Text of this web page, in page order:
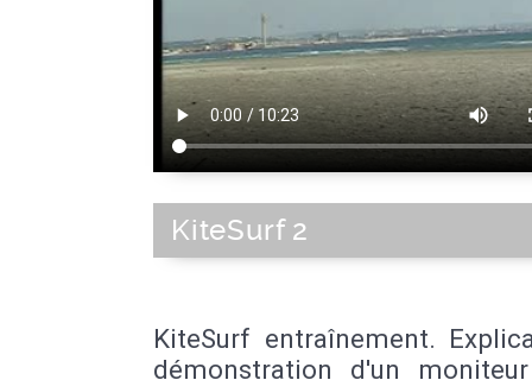
KiteSurf 2
KiteSurf entraînement.
démonstration d'un